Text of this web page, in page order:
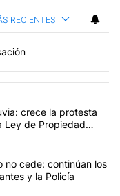
RECIENTES
comentarios en los
vallado y bajo
crece la protesta
Ley de Propiedad
tensión frente al
no cede: continúan los
y la Policía